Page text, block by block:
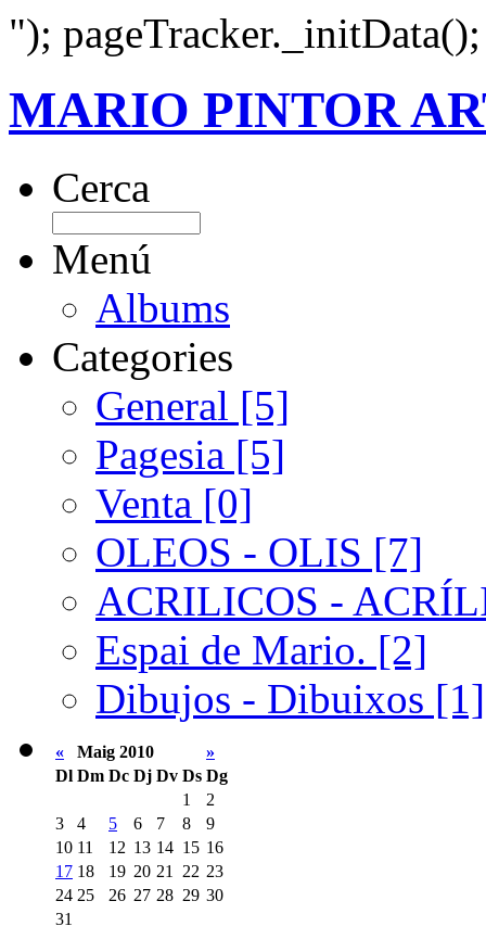
");
MARIO PINTOR
Cerca
Menú
Albums
Categories
General [5]
Pagesia [5]
Venta [0]
OLEOS - OLIS [7]
ACRILICOS -
Espai de Mario. [2]
Dibujos - Dibuixos [1]
« Maig 2010
»
Dl Dm Dc Dj Dv Ds Dg
1
2
3
4 5 6 7 8
9
10 11 12 13 14 15 16
17 18 19 20 21 22 23
24 25 26 27 28 29 30
31